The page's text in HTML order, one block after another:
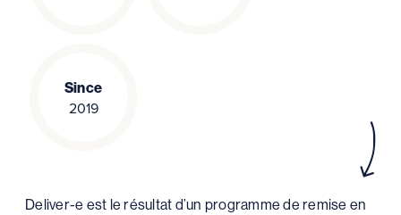
Since
2019
Deliver-e est le résultat d’un programme de remise en